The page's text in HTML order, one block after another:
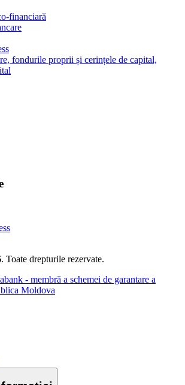
financiară
fondurile proprii și cerințele de capital,
drepturile rezervate.
- membră a schemei de garantare a
Moldova